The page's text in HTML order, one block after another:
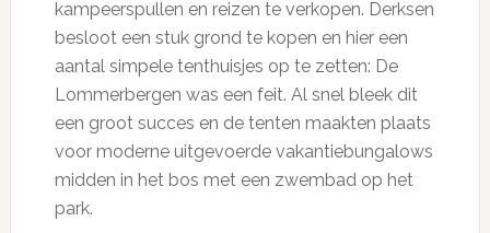
kampeerspullen en reizen te verkopen. Derksen
besloot een stuk grond te kopen en hier een
aantal simpele tenthuisjes op te zetten: De
Lommerbergen was een feit. Al snel bleek dit
een groot succes en de tenten maakten plaats
voor moderne uitgevoerde vakantiebungalows
midden in het bos met een zwembad op het
park.